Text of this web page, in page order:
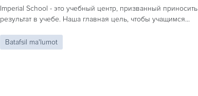
Imperial School - это учебный центр, призванный приносить
результат в учебе. Наша главная цель, чтобы учащимся...
Batafsil ma'lumot